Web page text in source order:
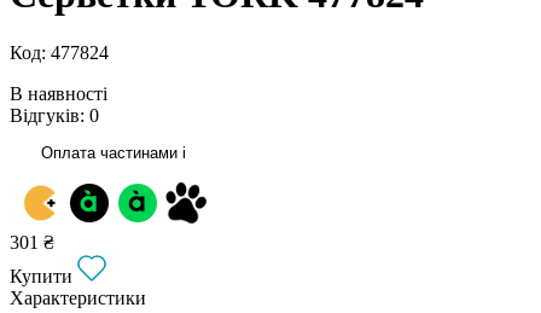
Код: 477824
В наявності
Відгуків: 0
Оплата частинами i
301 ₴
Купити
Характеристики